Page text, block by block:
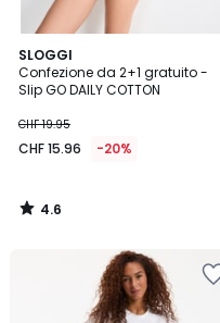
SLOGGI
Confezione da 2+1 gratuito -
Slip GO DAILY COTTON
CHF 19.95
CHF 15.96 -20%
4.6
/ 5
4.6
/